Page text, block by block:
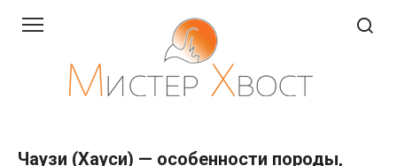
Чаузи (Хауси) — особенности породы,